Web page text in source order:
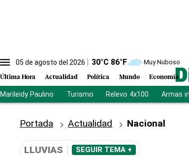
05 de agosto del 2026 30°C 86°F Muy Nuboso
Última Hora Actualidad Política Mundo Economía
Marileidy Paulino Turismo Relevo 4x100 Armas
Portada Actualidad Nacional
LLUVIAS SEGUIR TEMA +